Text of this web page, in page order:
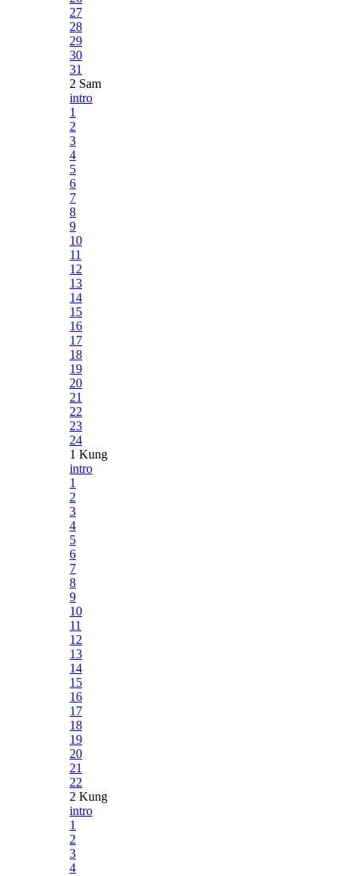
27
28
29
30
31
2 Sam
intro
1
2
3
4
5
6
7
8
9
10
11
12
13
14
15
16
17
18
19
20
21
22
23
24
1 Kung
intro
1
2
3
4
5
6
7
8
9
10
11
12
13
14
15
16
17
18
19
20
21
22
2 Kung
intro
1
2
3
4